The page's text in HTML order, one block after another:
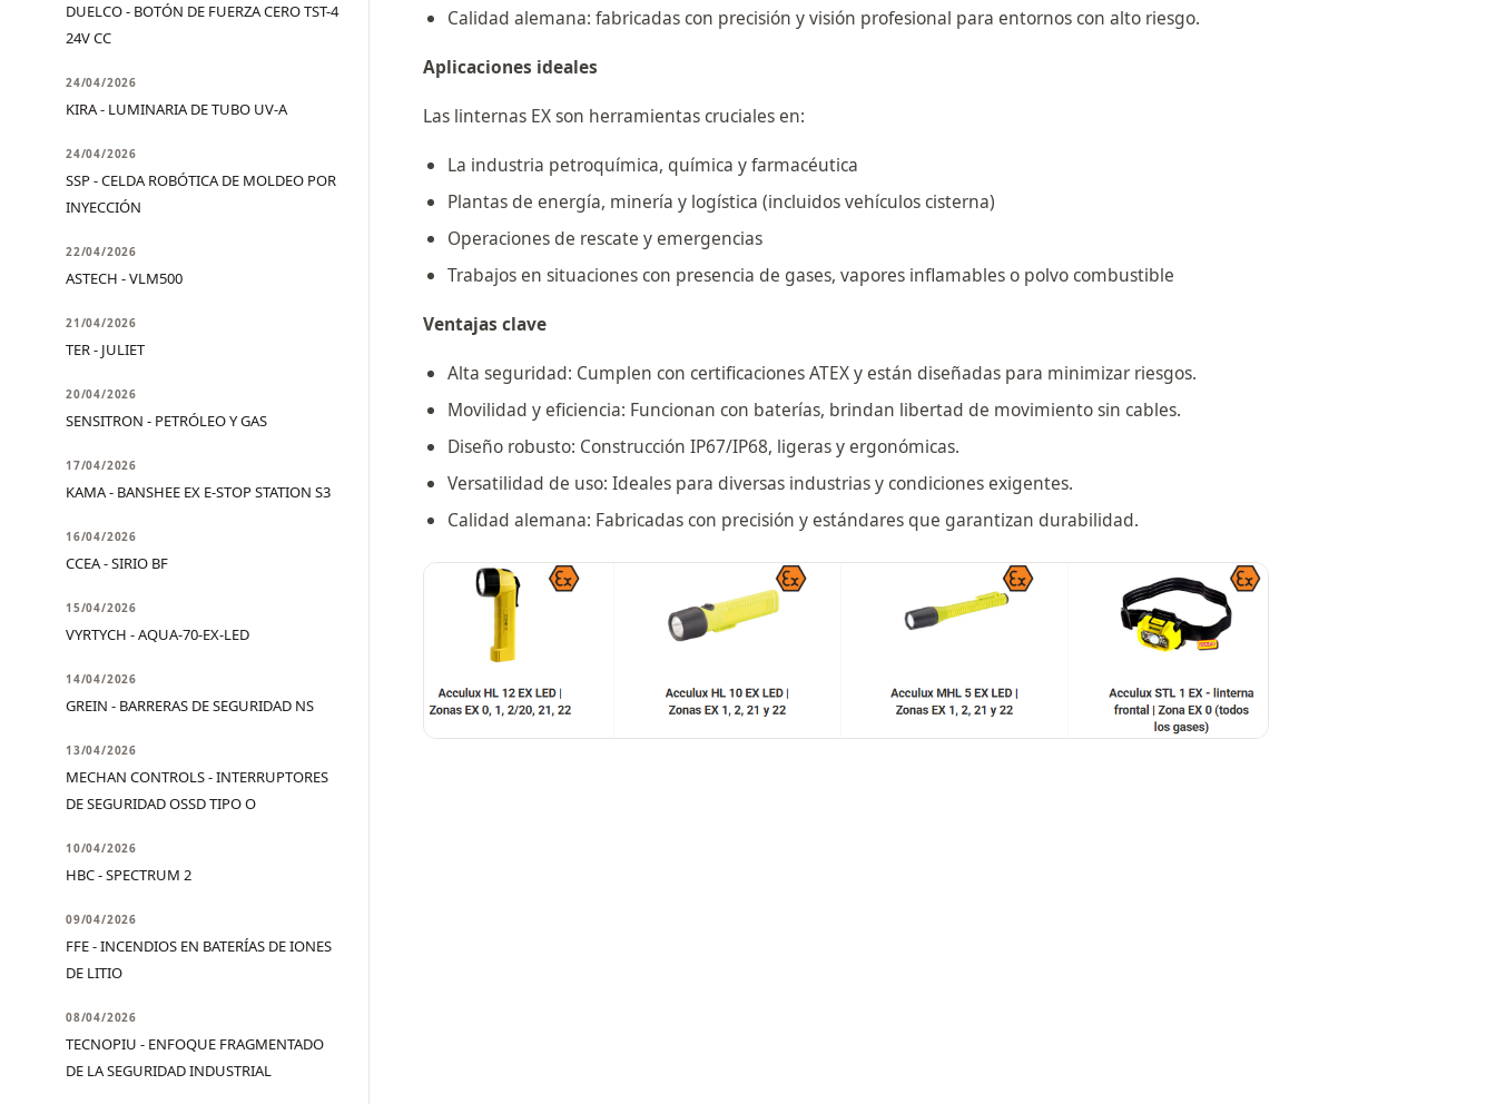
DUELCO - BOTÓN DE FUERZA CERO TST-4
24V CC
24/04/2026
KIRA - LUMINARIA DE TUBO UV-A
24/04/2026
SSP - CELDA ROBÓTICA DE MOLDEO POR
INYECCIÓN
22/04/2026
ASTECH - VLM500
21/04/2026
TER - JULIET
20/04/2026
SENSITRON - PETRÓLEO Y GAS
17/04/2026
KAMA - BANSHEE EX E-STOP STATION S3
16/04/2026
CCEA - SIRIO BF
15/04/2026
VYRTYCH - AQUA-70-EX-LED
14/04/2026
GREIN - BARRERAS DE SEGURIDAD NS
13/04/2026
MECHAN CONTROLS - INTERRUPTORES
DE SEGURIDAD OSSD TIPO O
10/04/2026
HBC - SPECTRUM 2
09/04/2026
FFE - INCENDIOS EN BATERÍAS DE IONES
DE LITIO
08/04/2026
TECNOPIU - ENFOQUE FRAGMENTADO
DE LA SEGURIDAD INDUSTRIAL
Calidad alemana: fabricadas con precisión y visión profesional para entornos con alto riesgo.
Aplicaciones ideales
Las linternas EX son herramientas cruciales en:
La industria petroquímica, química y farmacéutica
Plantas de energía, minería y logística (incluidos vehículos cisterna)
Operaciones de rescate y emergencias
Trabajos en situaciones con presencia de gases, vapores inflamables o polvo combustible
Ventajas clave
Alta seguridad: Cumplen con certificaciones ATEX y están diseñadas para minimizar riesgos.
Movilidad y eficiencia: Funcionan con baterías, brindan libertad de movimiento sin cables.
Diseño robusto: Construcción IP67/IP68, ligeras y ergonómicas.
Versatilidad de uso: Ideales para diversas industrias y condiciones exigentes.
Calidad alemana: Fabricadas con precisión y estándares que garantizan durabilidad.